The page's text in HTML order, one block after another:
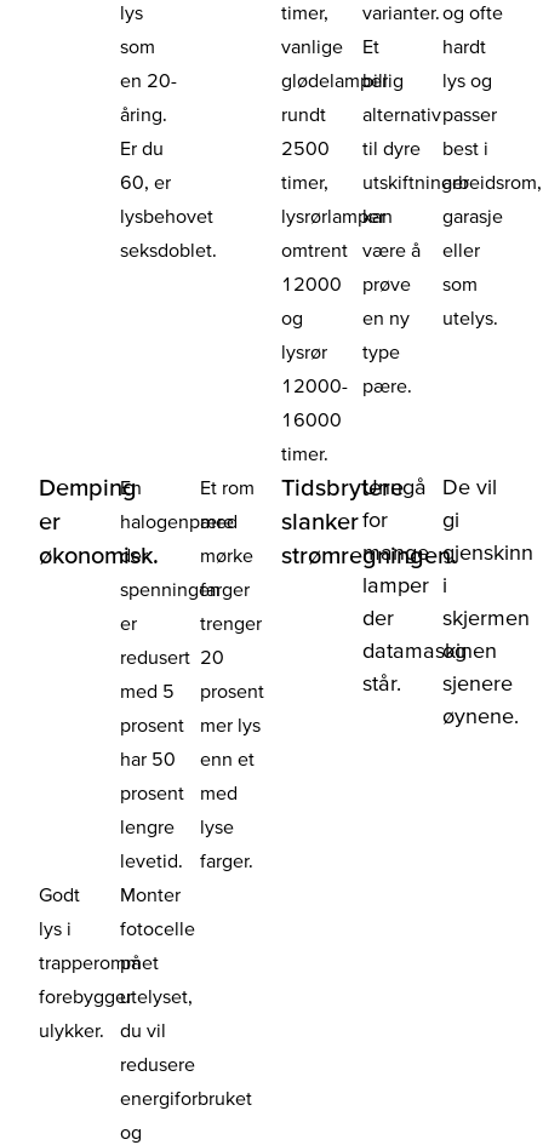
lys
som
en 20-
åring.
Er du
60, er
lysbehovet
seksdoblet.
timer,
vanlige
glødelamper
rundt
2500
timer,
lysrørlamper
omtrent
12000
og
lysrør
12000-
16000
timer.
varianter.
Et
billig
alternativ
til dyre
utskiftninger
kan
være å
prøve
en ny
type
pære.
og ofte
hardt
lys og
passer
best i
arbeidsrom,
garasje
eller
som
utelys.
Demping
er
økonomisk.
En
halogenpære
der
spenningen
er
redusert
med 5
prosent
har 50
prosent
lengre
levetid.
Et rom
med
mørke
farger
trenger
20
prosent
mer lys
enn et
med
lyse
farger.
Tidsbrytere
slanker
strømregningen.
Unngå
for
mange
lamper
der
datamaskinen
står.
De vil
gi
gjenskinn
i
skjermen
og
sjenere
øynene.
Godt
lys i
trapperommet
forebygger
ulykker.
Monter
fotocelle
på
utelyset,
du vil
redusere
energiforbruket
og